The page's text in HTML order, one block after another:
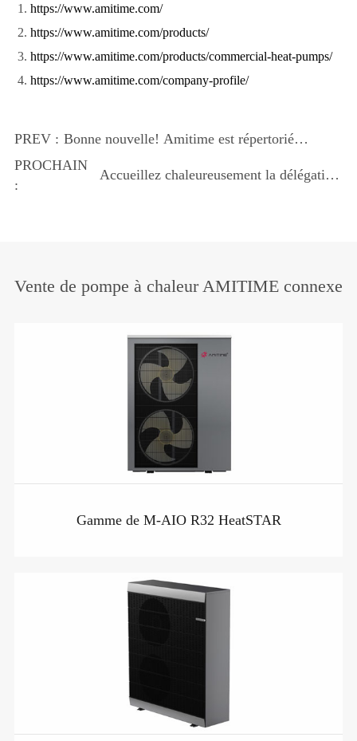
https://www.amitime.com/
https://www.amitime.com/products/
https://www.amitime.com/products/commercial-heat-pumps/
https://www.amitime.com/company-profile/
PREV : Bonne nouvelle! Amitime est répertorié
dans le sixième lot de niveau national
spécialisé, raffiné et innovant
PROCHAIN
:
Accueillez chaleureusement la délégation
Vente de pompe à chaleur AMITIME connexe
Gamme de M-AIO R32 HeatSTAR